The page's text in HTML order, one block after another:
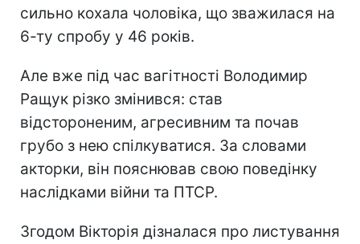
сильно кохала чоловіка, що зважилася на
6-ту спробу у 46 років.
Але вже під час вагітності Володимир
Ращук різко змінився: став
відстороненим, агресивним та почав
грубо з нею спілкуватися. За словами
акторки, він пояснював свою поведінку
наслідками війни та ПТСР.
Згодом Вікторія дізналася про листування